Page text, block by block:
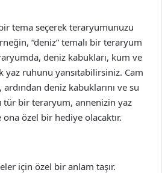
tema seçerek teraryumunuzu
“deniz” temalı bir teraryum
deniz kabukları, kum ve
ruhunu yansıtabilirsiniz. Cam
deniz kabuklarını ve su
bir teraryum, annenizin yaz
özel bir hediye olacaktır.
için özel bir anlam taşır.